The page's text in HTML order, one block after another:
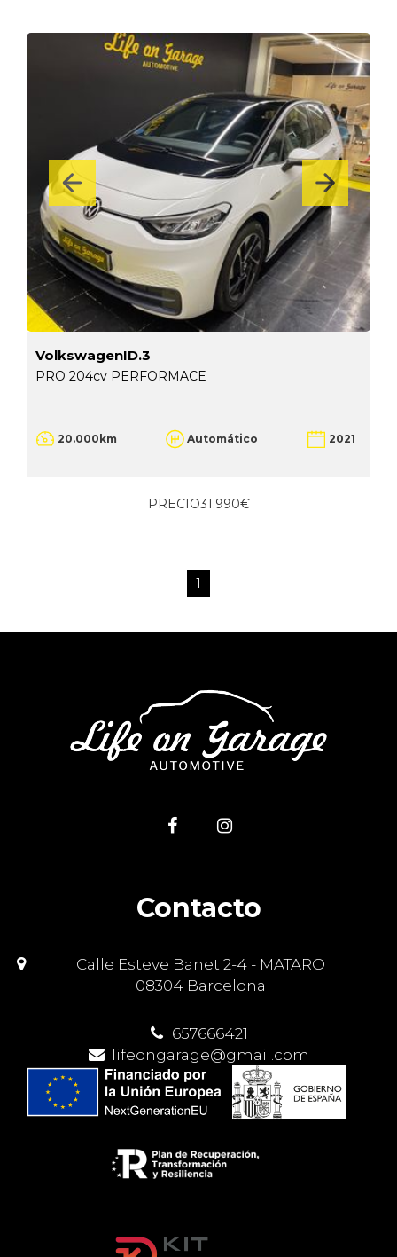
VolkswagenID.3
PRO 204cv PERFORMACE
20.000km Automático 2021
PRECIO31.990€
1
Contacto
Calle Esteve Banet 2-4 - MATARO
08304 Barcelona
657666421
lifeongarage@gmail.com